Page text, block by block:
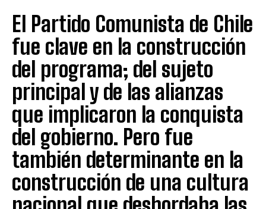
El Partido Comunista de Chile
fue clave en la construcción
del programa; del sujeto
principal y de las alianzas
que implicaron la conquista
del gobierno. Pero fue
también determinante en la
construcción de una cultura